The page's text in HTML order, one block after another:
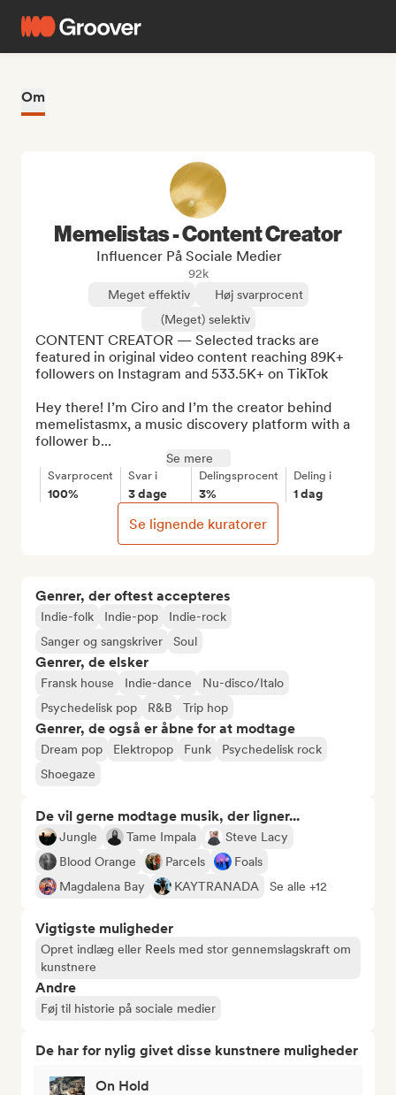
Om
Genrer, der oftest accepteres
Indie-folk Indie-pop
Indie-rock
Sanger og sangskriver
Soul
Genrer, de elsker
Fransk house Indie-dance
Nu-disco/Italo
Psychedelisk pop
R&B Trip hop
Genrer, de også er åbne for at modtage
Dream pop Elektropop Funk
Psychedelisk rock
Shoegaze
De vil gerne modtage musik, der ligner...
Jungle Tame Impala
Steve Lacy
Blood Orange
Parcels
Foals
Magdalena Bay
KAYTRANADA Se alle +12
Vigtigste muligheder
Opret indlæg eller Reels med stor gennemslagskraft om
kunstnere
Andre
Føj til historie på sociale medier
De har for nylig givet disse kunstnere muligheder
On Hold
Memelistas - Content Creator
Influencer På Sociale Medier
92k
Meget effektiv
Høj svarprocent
(Meget) selektiv
CONTENT CREATOR — Selected tracks are
featured in original video content reaching 89K+
followers on Instagram and 533.5K+ on TikTok
Hey there! I’m Ciro and I’m the creator behind
memelistasmx, a music discovery platform with a
follower b...
Se mere
Svarprocent
100%
Svar i
3 dage
Delingsprocent
3%
Deling i
1 dag
Se lignende kuratorer